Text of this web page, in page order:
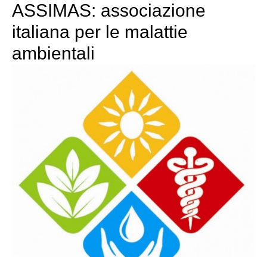
ASSIMAS: associazione
italiana per le malattie
ambientali